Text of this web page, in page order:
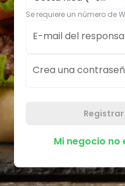
Se requiere un número de
E-mail del
Crea una
Mi negocio